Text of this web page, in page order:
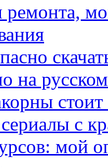
ремонта,
на
с
мой